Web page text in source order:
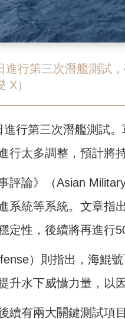
進行第三次潛艦測試
X）
行第三次潛艦測試
行太多調整，預計將
評論》（Asian
系統等系統。文章指
定性，後續將再進行
）則指出，海鯤
升水下威懾力量，以
續有兩大關鍵測試項